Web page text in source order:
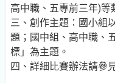
高中職、五專前三年)等
三、創作主題：國小組
題；國中組、高中職、
標」為主題。
四、詳細比賽辦法請參